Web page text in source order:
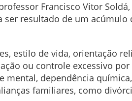
Francisco Vitor
ser resultado de um
estilo de vida, orientação
ou controle excessivo
mental, dependência
familiares, como